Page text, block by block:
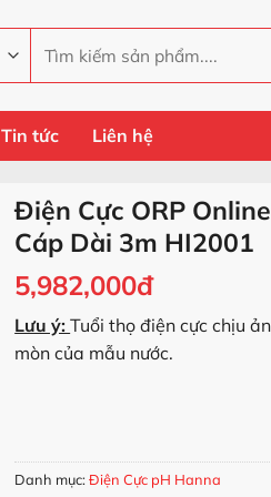
kiếm:
Tin tức Liên hệ
Điện Cực ORP
Cáp Dài 3m HI2001
5,982,000đ
Lưu ý:Tuổi thọ điện cực chịu
mòn của mẫu nước.
Danh mục:Điện Cực pH Hanna